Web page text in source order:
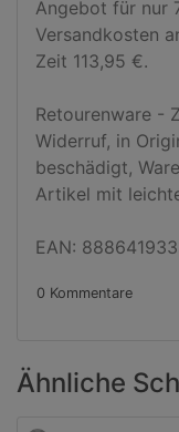
Angebot für nur
Versandkosten
Zeit 113,95 €.
Retourenware -
Widerruf, in
beschädigt,
Artikel mit
EAN:
0 Kommentare
Ähnliche